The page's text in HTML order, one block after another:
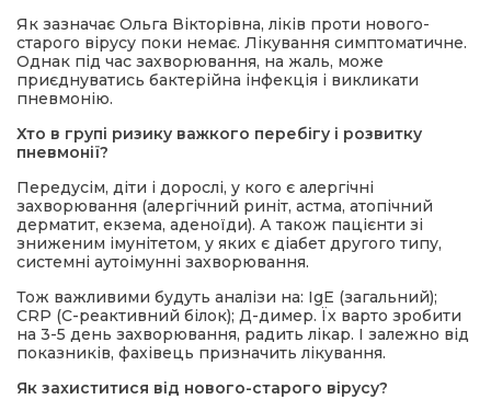
Як зазначає Ольга Вікторівна, ліків проти нового-
старого вірусу поки немає. Лікування симптоматичне.
Однак під час захворювання, на жаль, може
приєднуватись бактерійна інфекція і викликати
пневмонію.
Хто в групі ризику важкого перебігу і розвитку
пневмонії?
Передусім, діти і дорослі, у кого є алергічні
захворювання (алергічний риніт, астма, атопічний
дерматит, екзема, аденоїди). А також пацієнти зі
зниженим імунітетом, у яких є діабет другого типу,
системні аутоімунні захворювання.
Тож важливими будуть аналізи на: IgE (загальний);
CRP (С-реактивний білок); Д-димер. Їх варто зробити
на 3-5 день захворювання, радить лікар. І залежно від
показників, фахівець призначить лікування.
Як захиститися від нового-старого вірусу?